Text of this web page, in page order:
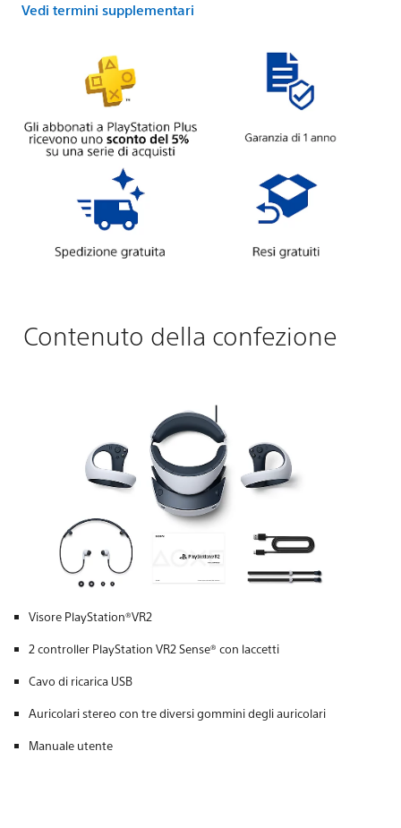
Vedi termini supplementari
Contenuto della confezione
Visore PlayStation®VR2
2 controller PlayStation VR2 Sense® con laccetti
Cavo di ricarica USB
Auricolari stereo con tre diversi gommini degli auricolari
Manuale utente